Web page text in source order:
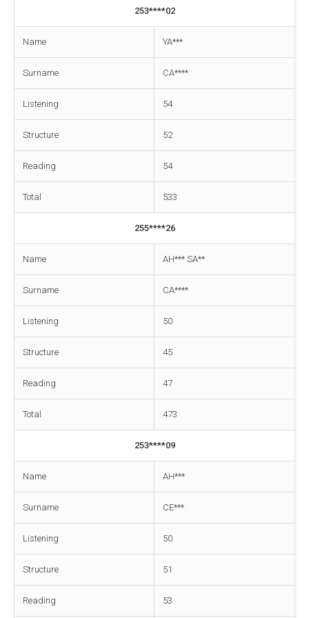
253****02
Name YA***
Surname CA****
Listening 54
Structure 52
Reading 54
Total 533
255****26
Name AH*** SA**
Surname CA****
Listening 50
Structure 45
Reading 47
Total 473
253****09
Name AH***
Surname CE***
Listening 50
Structure 51
Reading 53